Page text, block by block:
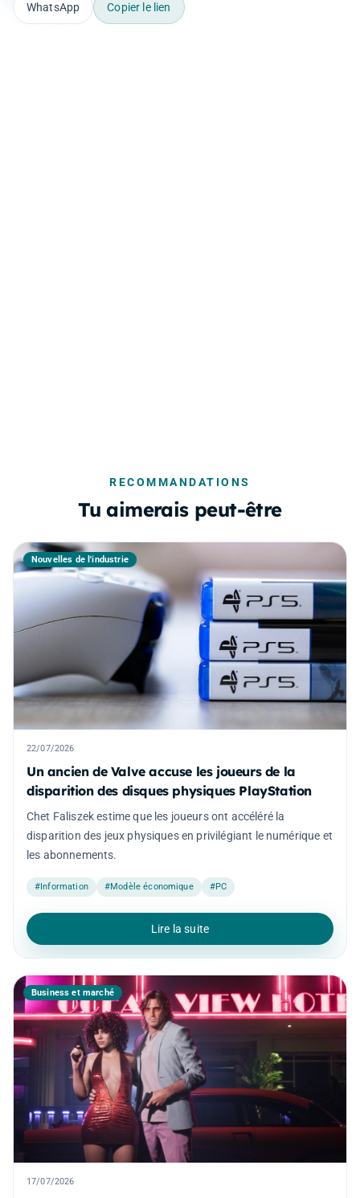
WhatsApp Copier le lien
RECOMMANDATIONS
Tu aimerais peut-être
Nouvelles de l'industrie
22/07/2026
Un ancien de Valve accuse les joueurs de la
disparition des disques physiques PlayStation
Chet Faliszek estime que les joueurs ont accéléré la
disparition des jeux physiques en privilégiant le numérique et
les abonnements.
#Information #Modèle économique #PC
Lire la suite
Business et marché
17/07/2026